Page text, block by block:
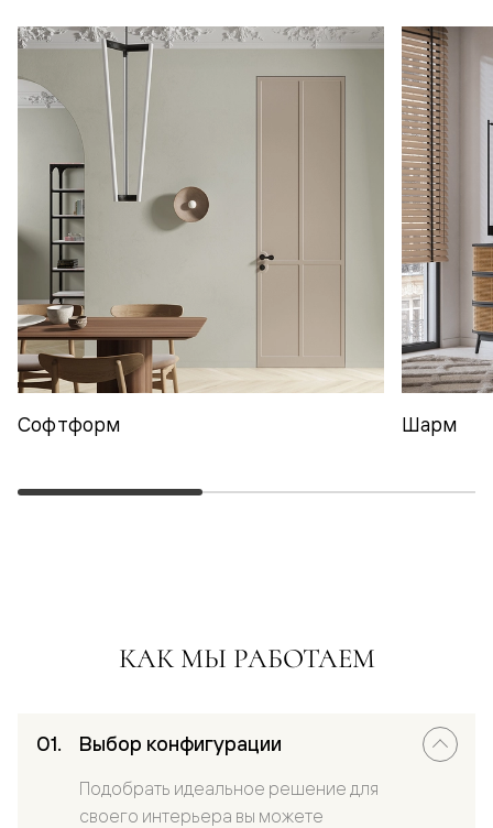
Софтформ Шарм
КАК МЫ РАБОТАЕМ
Выбор конфигурации
Подобрать идеальное решение для
своего интерьера вы можете